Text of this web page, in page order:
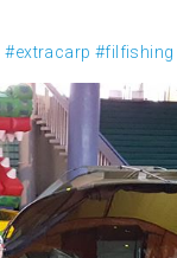
#extracarp #filfishing